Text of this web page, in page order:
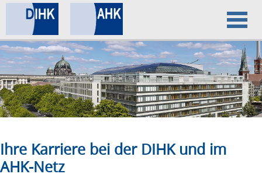
Home
Datenschutz
Impressum
Ihre Karriere bei der DIHK und im
AHK-Netz